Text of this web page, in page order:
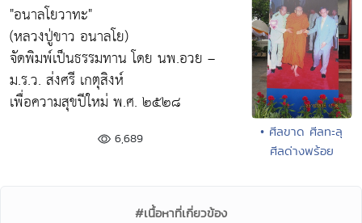
"อนาลโยวาทะ"
(หลวงปู่ขาว อนาลโย)
จัดพิมพ์เป็นธรรมทาน โดย นพ.อวย –
ม.ร.ว. ส่งศรี เกตุสิงห์
เพื่อความสุขปีใหม่ พ.ศ. ๒๕๒๘
6,689
• ศีลขาด ศีลทะลุ
ศีลด่างพร้อย
#เนื้อหาที่เกี่ยวข้อง